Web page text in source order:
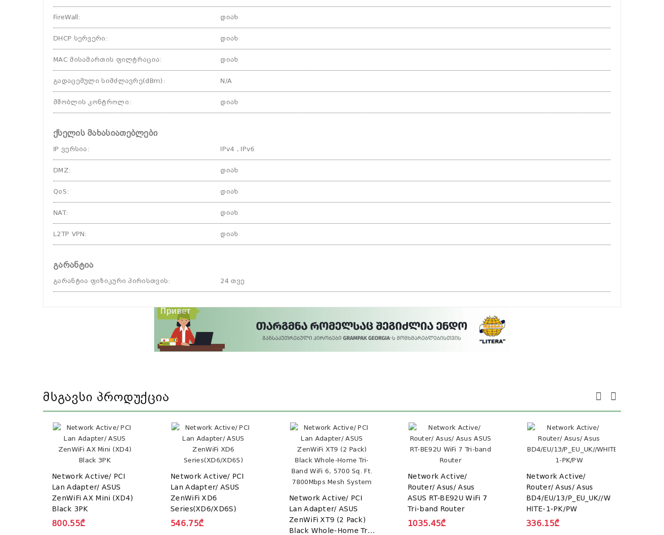
FireWall : დიახ
DHCP სერვერი : დიახ
MAC მისამართის ფილტრაცია: დიახ
გადაცემული სიმძლავრე(dBm) : N/A
მშობლის კონტროლი: დიახ
ქსელის მახასიათებლები
IP ვერსია : IPv4 , IPv6
DMZ: დიახ
QoS: დიახ
NAT: დიახ
L2TP VPN: დიახ
გარანტია
გარანტია ფიზიკური პირისთვის: 24 თვე
Მსგავსი Პროდუქცია
Network Active/ PCI
Lan Adapter/ ASUS
ZenWiFi AX Mini (XD4)
Black 3PK
800.55₾
Network Active/ PCI
Lan Adapter/ ASUS
ZenWiFi XD6
Series(XD6/XD6S)
546.75₾
Network Active/ PCI
Lan Adapter/ ASUS
ZenWiFi XT9 (2 Pack)
Black Whole-Home Tri-
Network Active/
Router/ Asus/ Asus
ASUS RT-BE92U WiFi 7
Tri-band Router
1035.45₾
Network Active/
Router/ Asus/ Asus
BD4/EU/13/P_EU_UK//W
HITE-1-PK/PW
336.15₾